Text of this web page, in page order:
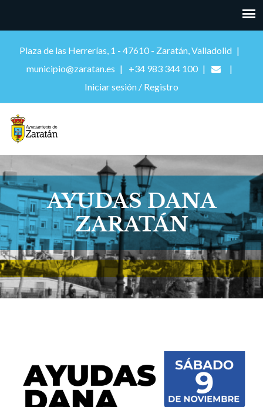
Plaza de las Herrerías, 1 - 47610 - Zaratán, Valladolid
municipio@zaratan.es
+34 983 344 100
Iniciar sesión / Registro
AYUDAS DANA
ZARATÁN